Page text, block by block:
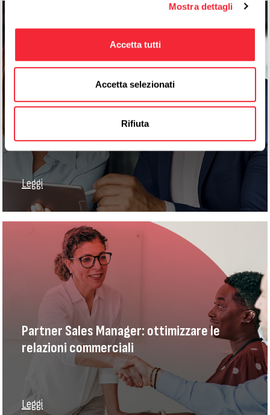
Mostra dettagli
Accetta tutti
Accetta selezionati
Rifiuta
Global Sales Director: il leader della
Leggi
Partner Sales Manager: ottimizzare le
relazioni commerciali
Leggi